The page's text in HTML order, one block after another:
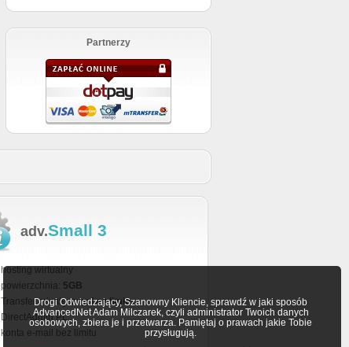
Drogi Odwiedzający, Szanowny Kliencie, sprawdź w jaki sposób
AdvancedNet Adam Milczarek, czyli administrator Twoich danych
osobowych, zbiera je i przetwarza. Pamiętaj o prawach jakie Tobie
przysługują.
Partnerzy
adv.Small 3
hosting wirtualny
powierzchnia: 5GB
Transfer miesięczny:bez limitu
DirectAdmin PL
konta e-mail bez limitu